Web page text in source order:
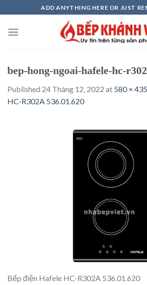
to
content
ADD ANYTHING HERE OR JUST
bep-hong-ngoai-hafele-hc-
Published 24 Tháng 12, 2022 at 580 × 435
HC-R302A 536.01.620
Bếp điện Hafele HC-R302A 536.01.620